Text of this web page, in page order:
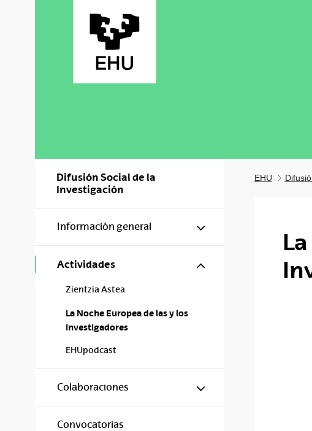
Difusión Social de la
Investigación
Información general Mostrar/ocultar
Actividades Mostrar/ocultar
Zientzia Astea
La Noche Europea de las y los
Investigadores
EHUpodcast
Colaboraciones Mostrar/ocultar
Convocatorias
EHU